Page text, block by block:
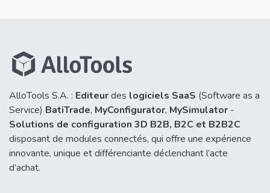
AlloTools S.A. : Editeurdes logiciels SaaS (Software as a
Service) BatiTrade, MyConfigurator, MySimulator -
Solutions de configuration 3D B2B, B2C et B2B2C
disposant de modules connectés, qui offre une expérience
innovante, unique et différenciante déclenchant l’acte
d’achat.